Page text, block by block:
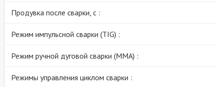
Продувка после сварки, с :
Режим импульсной сварки (TIG) :
Режим ручной дуговой сварки (MMA) :
Режимы управления циклом сварки :